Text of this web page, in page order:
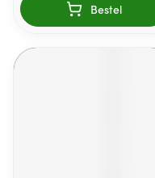
Bestel